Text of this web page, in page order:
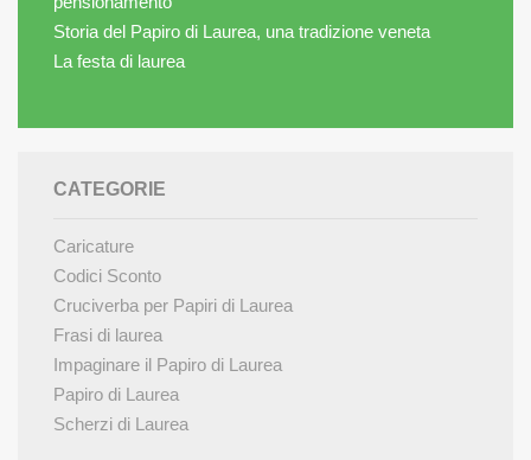
Storia del Papiro di Laurea, una tradizione veneta
La festa di laurea
CATEGORIE
Caricature
Codici Sconto
Cruciverba per Papiri di Laurea
Frasi di laurea
Impaginare il Papiro di Laurea
Papiro di Laurea
Scherzi di Laurea